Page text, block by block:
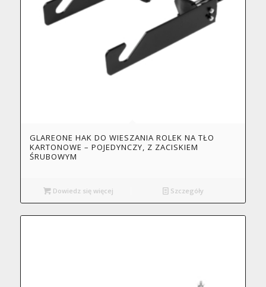
GLAREONE HAK DO WIESZANIA ROLEK NA TŁO
KARTONOWE – POJEDYNCZY, Z ZACISKIEM
ŚRUBOWYM
Dowiedz się więcej Szczegóły